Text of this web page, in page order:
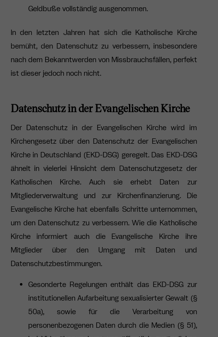
Geldbuße vollständig ausgenommen.
In den letzten Jahren hat sich die Katholische Kirche
bemüht, den Datenschutz zu verbessern, insbesondere
nach dem Bekanntwerden von Missbrauchsfällen, perfekt
ist dieser jedoch noch nicht.
Datenschutz in der Evangelischen Kirche
Der Datenschutz in der Evangelischen Kirche wird im
Kirchengesetz über den Datenschutz der Evangelischen
Kirche in Deutschland (EKD-DSG) geregelt.Das EKD-DSG
ähnelt in vielerlei Hinsicht dem Datenschutzgesetz der
Katholischen Kirche. Auch sie erhebt Daten zur
Mitgliederverwaltung und zur Kirchenfinanzierung. Die
Evangelische Kirche hat ebenfalls Schritte unternommen,
um den Datenschutz zu verbessern. Wie die Katholische
Kirche informiert auch die Evangelische Kirche ihre
Mitglieder über den Umgang mit Daten und
Datenschutzbestimmungen.
Gesonderte Regelungen enthält das EKD-DSG zur
institutionellen Aufarbeitung sexualisierter Gewalt (§
50a), sowie für die Verarbeitung von
personenbezogenen Daten durch die Medien (§ 51),